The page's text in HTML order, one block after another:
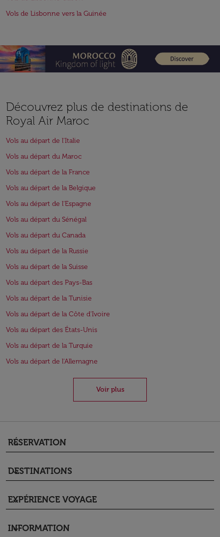
Vols de Lisbonne vers la Guinée
Découvrez plus de destinations de
Royal Air Maroc
Vols au départ de l'Italie
Vols au départ du Maroc
Vols au départ de la France
Vols au départ de la Belgique
Vols au départ de l'Espagne
Vols au départ du Sénégal
Vols au départ du Canada
Vols au départ de la Russie
Vols au départ de la Suisse
Vols au départ des Pays-Bas
Vols au départ de la Tunisie
Vols au départ de la Côte d'Ivoire
Vols au départ des États-Unis
Vols au départ de la Turquie
Vols au départ de l'Allemagne
Voir plus
RÉSERVATION
keyboard_arrow_down
DESTINATIONS
keyboard_arrow_down
EXPÉRIENCE VOYAGE
keyboard_arrow_down
INFORMATION
keyboard_arrow_down